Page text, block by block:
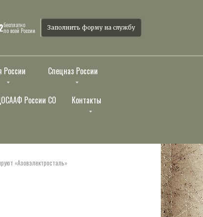
бесплатно
по всей России Заполнить форму на службу
России Спецназ России
России СО Контакты
«Азовэлектросталь»